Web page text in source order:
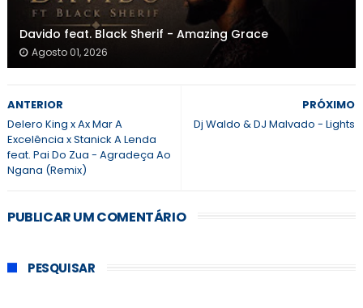
Davido feat. Black Sherif - Amazing Grace
Agosto 01, 2026
PRÓXIMO
Dj Waldo & DJ Malvado - Lights
ANTERIOR
Delero King x Ax Mar A
Excelência x Stanick A Lenda
feat. Pai Do Zua - Agradeça Ao
Ngana (Remix)
PUBLICAR UM COMENTÁRIO
PESQUISAR